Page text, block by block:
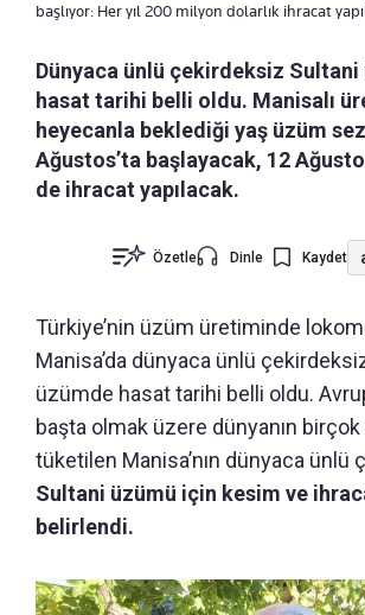
başlıyor: Her yıl 200 milyon dolarlık ihracat
Dünyaca ünlü çekirdeksiz Sultani
hasat tarihi belli oldu. Manisalı
heyecanla beklediği yaş üzüm
Ağustos’ta başlayacak, 12
de ihracat yapılacak.
Özetle Dinle Kaydet
Türkiye’nin üzüm üretiminde
Manisa’da dünyaca ünlü
üzümde hasat tarihi belli oldu.
başta olmak üzere dünyanın
tüketilen Manisa’nın dünyaca ünlü
Sultani üzümü için kesim ve
belirlendi.